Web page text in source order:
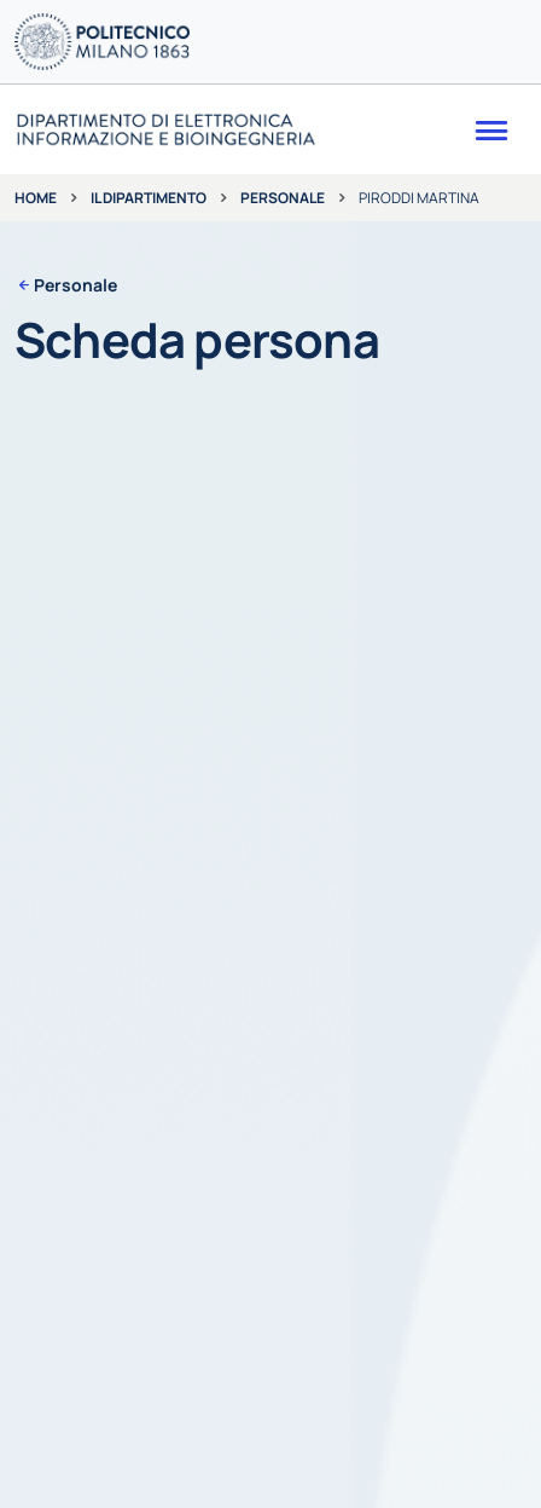
HOME IL DIPARTIMENTO PERSONALE PIRODDI MARTINA
Personale
Scheda persona